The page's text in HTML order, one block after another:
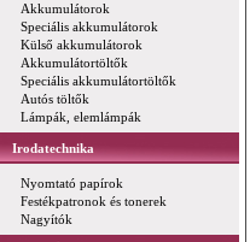
Akkumulátorok
Speciális akkumulátorok
Külső akkumulátorok
Akkumulátortöltők
Speciális akkumulátortöltők
Autós töltők
Lámpák, elemlámpák
Irodatechnika
Nyomtató papírok
Festékpatronok és tonerek
Nagyítók